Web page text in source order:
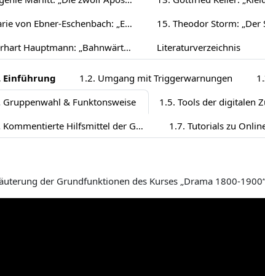
14. Marie von Ebner-Eschenbach: „Er lässt die Hand küssen“ (1886)
16. Gerhart Hauptmann: „Bahnwärter Thiel“ (1888)
Literaturverzeichnis
Einführung 1.2. Umgang mit Triggerwarnungen
Gruppenwahl & Funktonsweise
1.6. Kommentierte Hilfsmittel der Germanistik
der Grundfunktionen des Kurses „Drama 1800-